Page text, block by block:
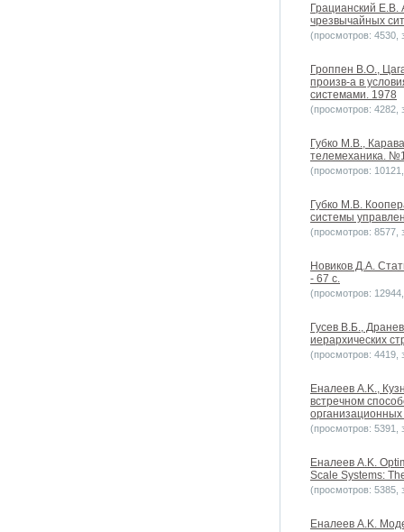
Грацианский
чрезвычайных
(просмотров: 4530,
Гроппен В.О.,
произв-а в
системами. 1978
(просмотров: 4282,
Губко М.В.,
телемеханика.
(просмотров:
Губко М.В.
системы
(просмотров: 8577,
Новиков Д.А.
- 67 с.
(просмотров:
Гусев В.Б.,
иерархических
(просмотров: 4419,
Еналеев A.K.,
встречном
(просмотров: 5391,
Еналеев A.K.
Scale Systems:
(просмотров: 5385,
Еналеев A.K.